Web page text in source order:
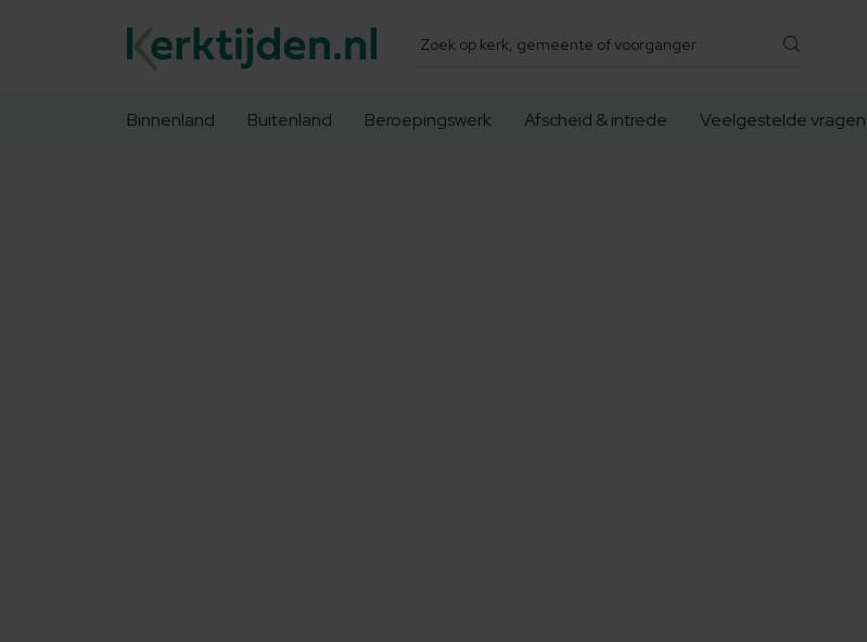
Zoeken
Binnenland Buitenland Beroepingswerk Afscheid & intrede Veelgestelde vragen